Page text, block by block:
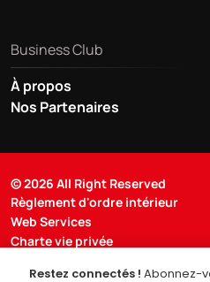
Restez connectés ! Abonnez-
Business Club
À propos
Nos Partenaires
© 2026 All Right Reserved
Règlement d'ordre intérieur
Web Services
Charte vie privée